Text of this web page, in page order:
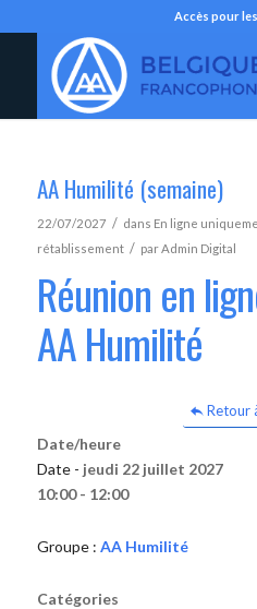
Accès pour
AA Humilité (semaine)
22/07/2027 / dans En ligne
rétablissement / parAdmin Digital
Réunion en
AA Humilité
Retour
Date/heure
Date - jeudi 22 juillet 2027
10:00 - 12:00
Groupe : AA Humilité
Catégories